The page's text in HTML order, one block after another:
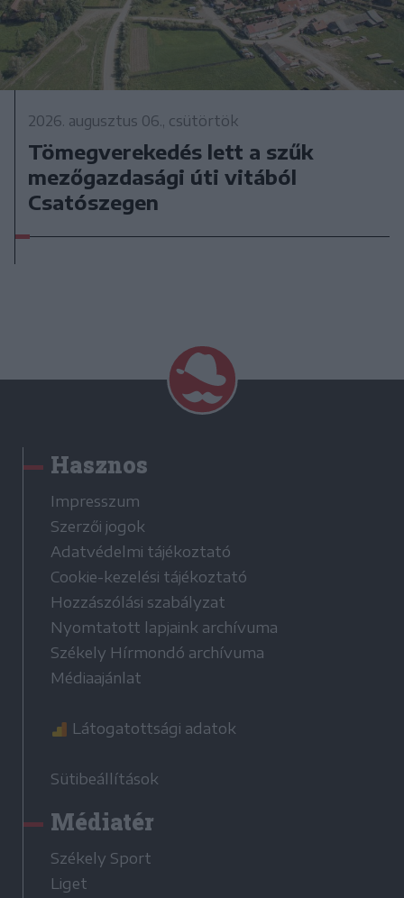
2026. augusztus 06., csütörtök
Tömegverekedés lett a szűk
mezőgazdasági úti vitából
Csatószegen
Hasznos
Impresszum
Szerzői jogok
Adatvédelmi tájékoztató
Cookie-kezelési tájékoztató
Hozzászólási szabályzat
Nyomtatott lapjaink archívuma
Székely Hírmondó archívuma
Médiaajánlat
Látogatottsági adatok
Sütibeállítások
Médiatér
Székely Sport
Liget